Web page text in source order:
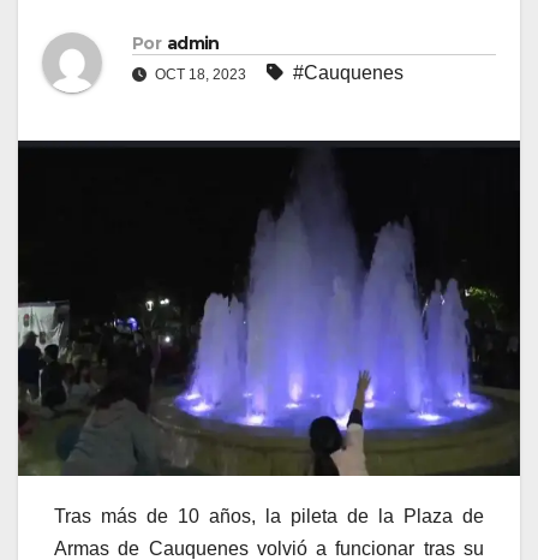
Por admin
OCT 18, 2023 #Cauquenes
Tras más de 10 años, la pileta de la Plaza de
Armas de Cauquenes volvió a funcionar tras su